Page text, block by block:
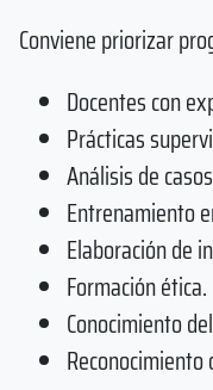
Conviene priorizar
Docentes con
Prácticas
Análisis de
Entrenamiento
Elaboración de
Formación ética.
Conocimiento